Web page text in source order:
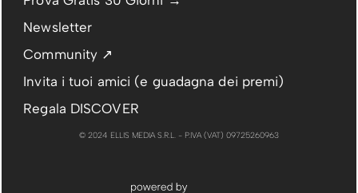
Newsletter
Community ↗
Invita i tuoi amici (e guadagna dei premi)
Regala DISCOVER
© 2024 ELLIS MEDIA S.R.L. - P.IVA (VAT) 09725260963